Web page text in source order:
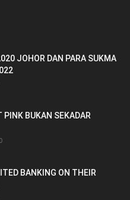
JOHOR DAN PARA SUKMA
PINK BUKAN SEKADAR
BANKING ON THEIR